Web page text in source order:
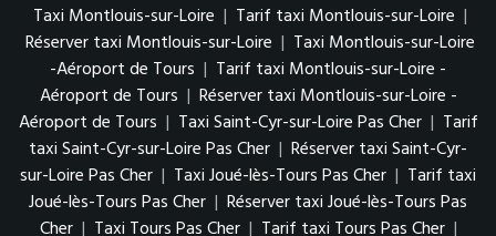
Taxi Montlouis-sur-Loire | Tarif taxi Montlouis-sur-Loire |
Réserver taxi Montlouis-sur-Loire | Taxi Montlouis-sur-Loire
-Aéroport de Tours | Tarif taxi Montlouis-sur-Loire -
Aéroport de Tours | Réserver taxi Montlouis-sur-Loire -
Aéroport de Tours | Taxi Saint-Cyr-sur-Loire Pas Cher | Tarif
taxi Saint-Cyr-sur-Loire Pas Cher | Réserver taxi Saint-Cyr-
sur-Loire Pas Cher | Taxi Joué-lès-Tours Pas Cher | Tarif taxi
Joué-lès-Tours Pas Cher | Réserver taxi Joué-lès-Tours Pas
Cher | Taxi Tours Pas Cher | Tarif taxi Tours Pas Cher |